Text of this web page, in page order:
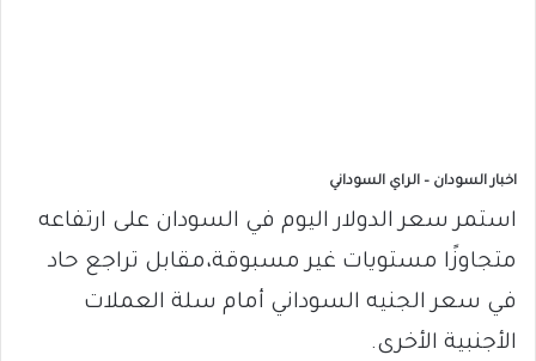
اخبار السودان – الراي السوداني
استمر سعر الدولار اليوم في السودان على ارتفاعه
متجاوزًا مستويات غير مسبوقة،مقابل تراجع حاد
في سعر الجنيه السوداني أمام سلة العملات
الأجنبية الأخرى.